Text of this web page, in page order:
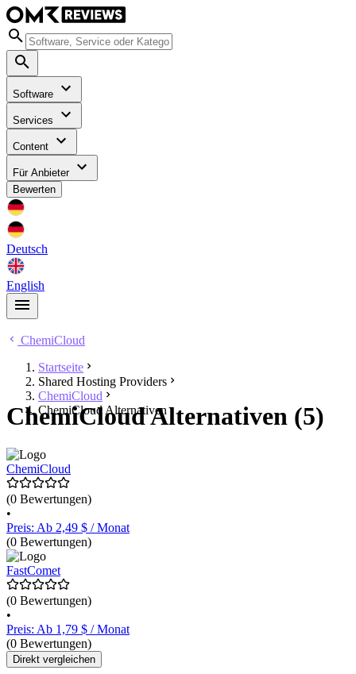
Software
Services
Content
Für Anbieter
Bewerten
Deutsch
English
ChemiCloud
Startseite
Shared Hosting Providers
ChemiCloud
ChemiCloud Alternativen
ChemiCloud Alternativen (5)
ChemiCloud
(0 Bewertungen)
•
Preis: Ab 2,49 $ / Monat
(0 Bewertungen)
FastComet
(0 Bewertungen)
•
Preis: Ab 1,79 $ / Monat
(0 Bewertungen)
Direkt vergleichen